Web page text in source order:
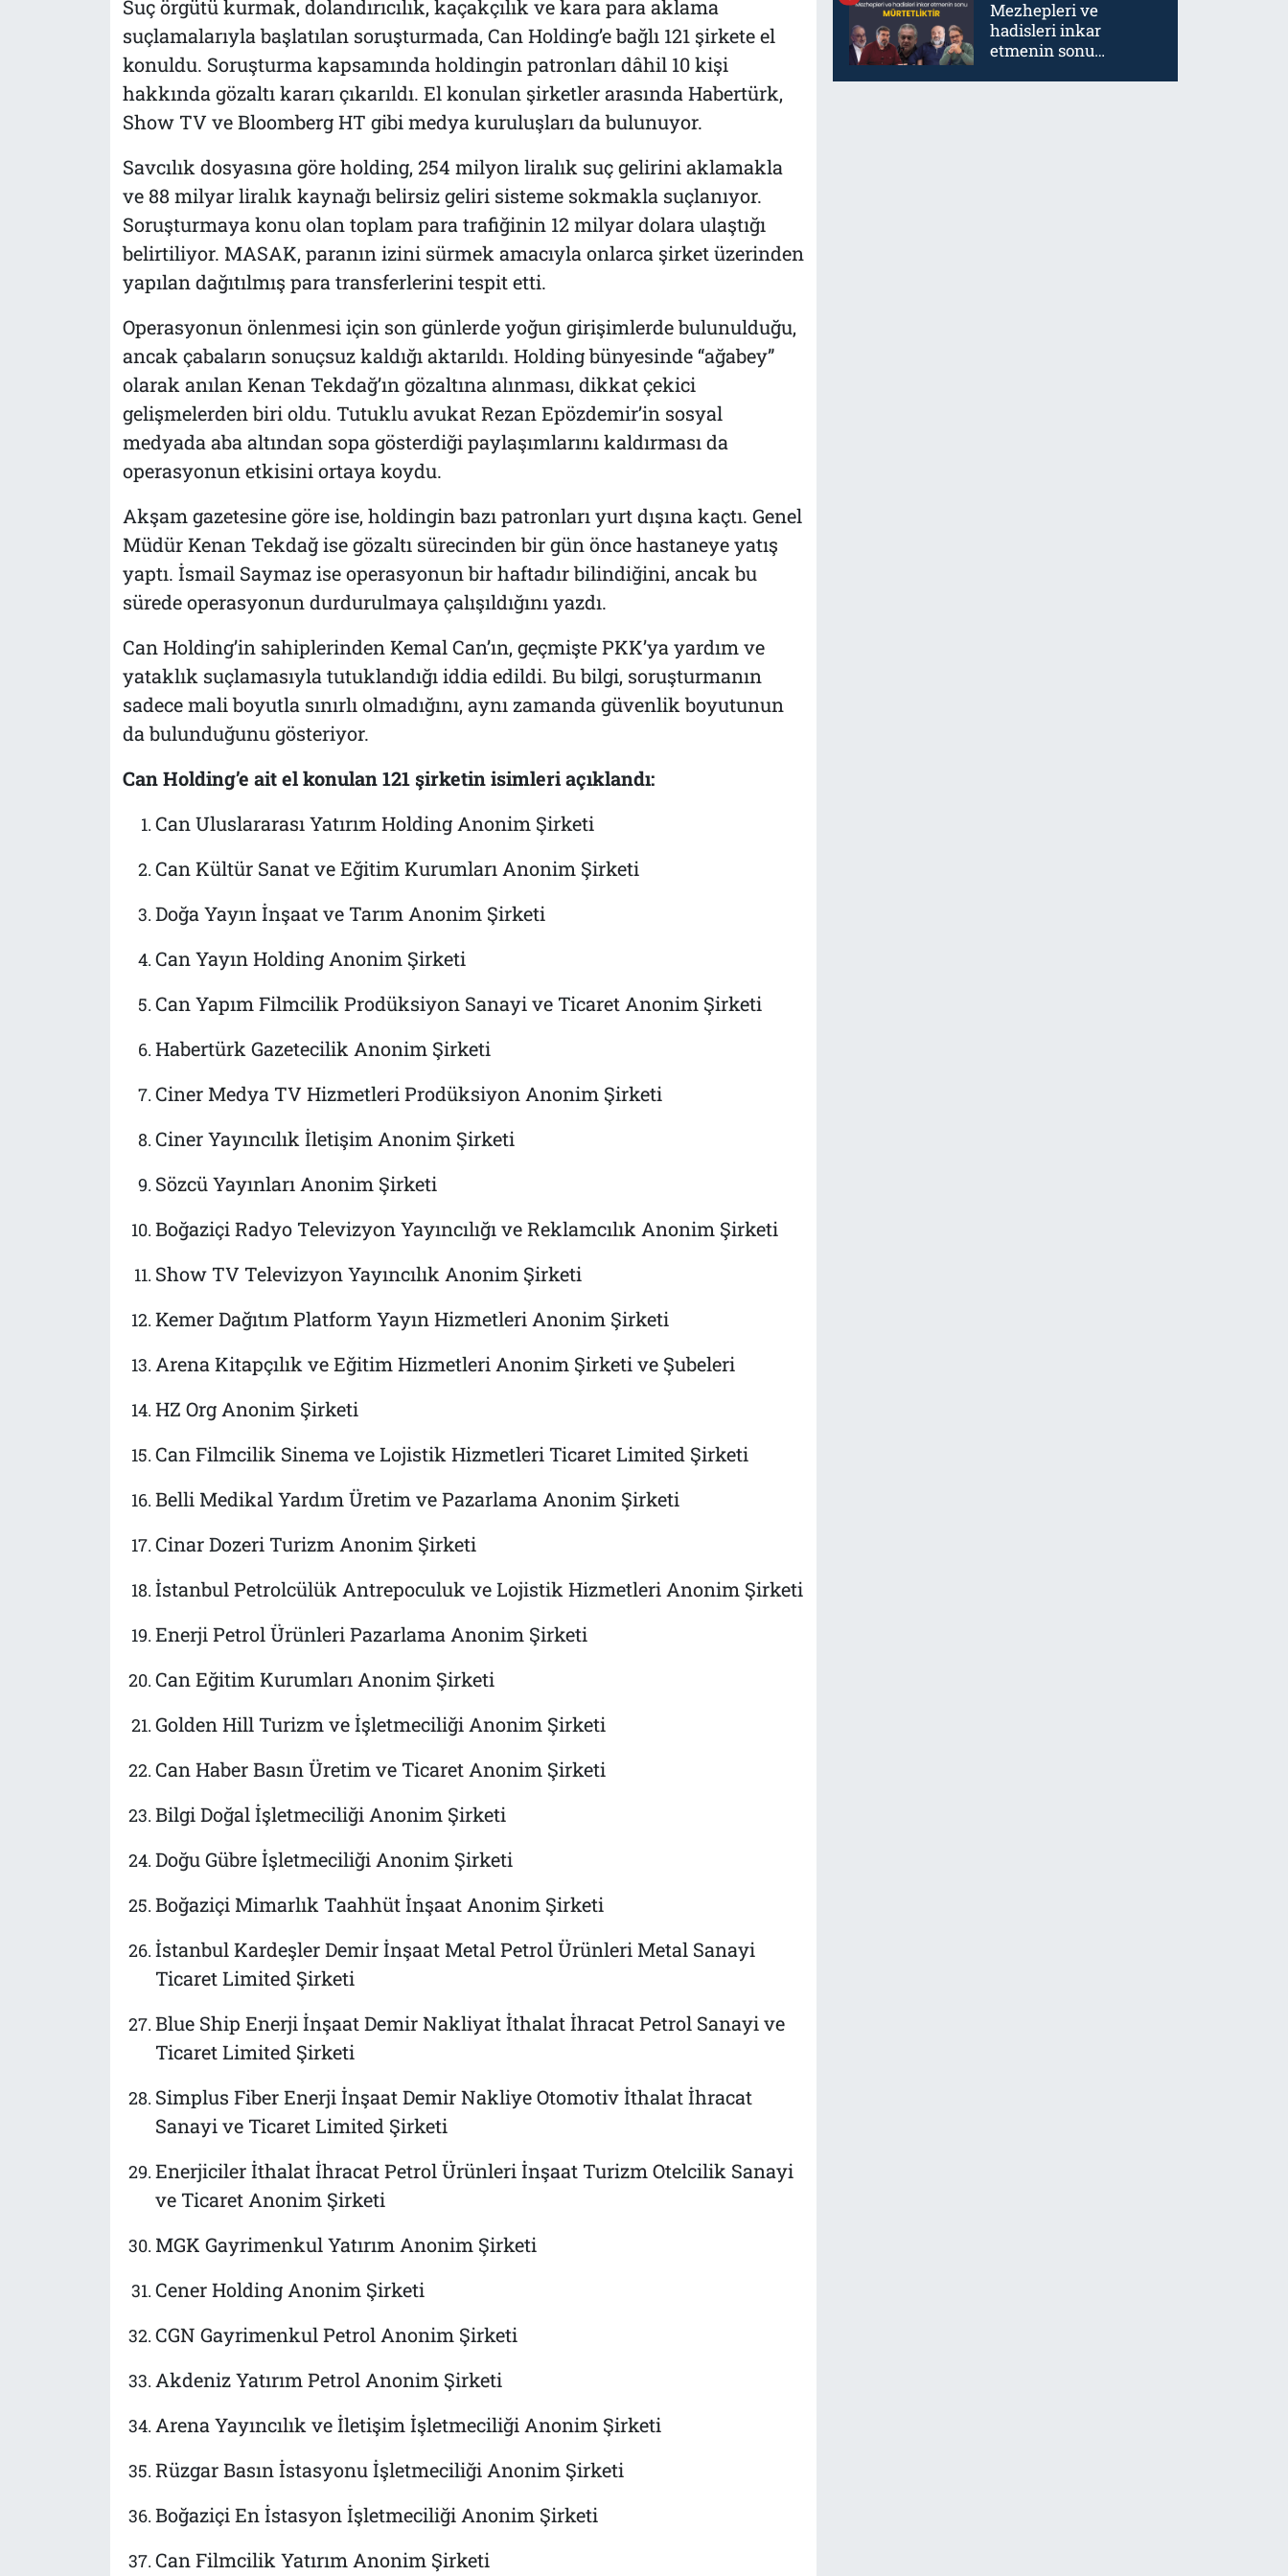
Suç örgütü kurmak, dolandırıcılık, kaçakçılık ve kara para aklama
suçlamalarıyla başlatılan soruşturmada, Can Holding’e bağlı 121 şirkete el
konuldu. Soruşturma kapsamında holdingin patronları dâhil 10 kişi
hakkında gözaltı kararı çıkarıldı. El konulan şirketler arasında Habertürk,
Show TV ve Bloomberg HT gibi medya kuruluşları da bulunuyor.
Savcılık dosyasına göre holding, 254 milyon liralık suç gelirini aklamakla
ve 88 milyar liralık kaynağı belirsiz geliri sisteme sokmakla suçlanıyor.
Soruşturmaya konu olan toplam para trafiğinin 12 milyar dolara ulaştığı
belirtiliyor. MASAK, paranın izini sürmek amacıyla onlarca şirket üzerinden
yapılan dağıtılmış para transferlerini tespit etti.
Operasyonun önlenmesi için son günlerde yoğun girişimlerde bulunulduğu,
ancak çabaların sonuçsuz kaldığı aktarıldı. Holding bünyesinde “ağabey”
olarak anılan Kenan Tekdağ’ın gözaltına alınması, dikkat çekici
gelişmelerden biri oldu. Tutuklu avukat Rezan Epözdemir’in sosyal
medyada aba altından sopa gösterdiği paylaşımlarını kaldırması da
operasyonun etkisini ortaya koydu.
Akşam gazetesine göre ise, holdingin bazı patronları yurt dışına kaçtı. Genel
Müdür Kenan Tekdağ ise gözaltı sürecinden bir gün önce hastaneye yatış
yaptı. İsmail Saymaz ise operasyonun bir haftadır bilindiğini, ancak bu
sürede operasyonun durdurulmaya çalışıldığını yazdı.
Can Holding’in sahiplerinden Kemal Can’ın, geçmişte PKK’ya yardım ve
yataklık suçlamasıyla tutuklandığı iddia edildi. Bu bilgi, soruşturmanın
sadece mali boyutla sınırlı olmadığını, aynı zamanda güvenlik boyutunun
da bulunduğunu gösteriyor.
Can Holding’e ait el konulan 121 şirketin isimleri açıklandı:
Can Uluslararası Yatırım Holding Anonim Şirketi
Can Kültür Sanat ve Eğitim Kurumları Anonim Şirketi
Doğa Yayın İnşaat ve Tarım Anonim Şirketi
Can Yayın Holding Anonim Şirketi
Can Yapım Filmcilik Prodüksiyon Sanayi ve Ticaret Anonim Şirketi
Habertürk Gazetecilik Anonim Şirketi
Ciner Medya TV Hizmetleri Prodüksiyon Anonim Şirketi
Ciner Yayıncılık İletişim Anonim Şirketi
Sözcü Yayınları Anonim Şirketi
Boğaziçi Radyo Televizyon Yayıncılığı ve Reklamcılık Anonim Şirketi
Show TV Televizyon Yayıncılık Anonim Şirketi
Kemer Dağıtım Platform Yayın Hizmetleri Anonim Şirketi
Arena Kitapçılık ve Eğitim Hizmetleri Anonim Şirketi ve Şubeleri
HZ Org Anonim Şirketi
Can Filmcilik Sinema ve Lojistik Hizmetleri Ticaret Limited Şirketi
Belli Medikal Yardım Üretim ve Pazarlama Anonim Şirketi
Cinar Dozeri Turizm Anonim Şirketi
İstanbul Petrolcülük Antrepoculuk ve Lojistik Hizmetleri Anonim Şirketi
Enerji Petrol Ürünleri Pazarlama Anonim Şirketi
Can Eğitim Kurumları Anonim Şirketi
Golden Hill Turizm ve İşletmeciliği Anonim Şirketi
Can Haber Basın Üretim ve Ticaret Anonim Şirketi
Bilgi Doğal İşletmeciliği Anonim Şirketi
Doğu Gübre İşletmeciliği Anonim Şirketi
Boğaziçi Mimarlık Taahhüt İnşaat Anonim Şirketi
İstanbul Kardeşler Demir İnşaat Metal Petrol Ürünleri Metal Sanayi
Ticaret Limited Şirketi
Blue Ship Enerji İnşaat Demir Nakliyat İthalat İhracat Petrol Sanayi ve
Ticaret Limited Şirketi
Simplus Fiber Enerji İnşaat Demir Nakliye Otomotiv İthalat İhracat
Sanayi ve Ticaret Limited Şirketi
Enerjiciler İthalat İhracat Petrol Ürünleri İnşaat Turizm Otelcilik Sanayi
ve Ticaret Anonim Şirketi
MGK Gayrimenkul Yatırım Anonim Şirketi
Cener Holding Anonim Şirketi
CGN Gayrimenkul Petrol Anonim Şirketi
Akdeniz Yatırım Petrol Anonim Şirketi
Arena Yayıncılık ve İletişim İşletmeciliği Anonim Şirketi
Rüzgar Basın İstasyonu İşletmeciliği Anonim Şirketi
Boğaziçi En İstasyon İşletmeciliği Anonim Şirketi
Can Filmcilik Yatırım Anonim Şirketi
Mezhepleri ve
hadisleri inkar
etmenin sonu